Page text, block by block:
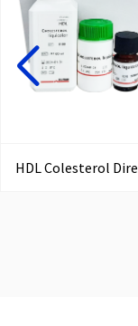
HDL Colesterol